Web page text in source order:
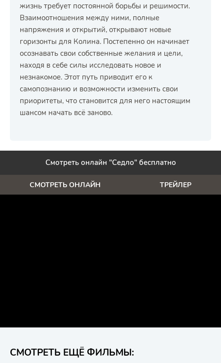
жизнь требует постоянной борьбы и решимости.
Взаимоотношения между ними, полные
напряжения и открытий, открывают новые
горизонты для Колина. Постепенно он начинает
осознавать свои собственные желания и цели,
находя в себе силы исследовать новое и
незнакомое. Этот путь приводит его к
самопознанию и возможности изменить свои
приоритеты, что становится для него настоящим
шансом начать всё заново.
Смотреть онлайн "Седло" бесплатно
СМОТРЕТЬ ОНЛАЙН ТРЕЙЛЕР
СМОТРЕТЬ ЕЩЁ ФИЛЬМЫ: